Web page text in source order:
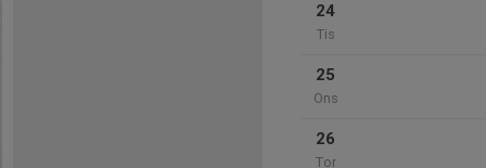
24
Tis
25
Ons
26
Tor